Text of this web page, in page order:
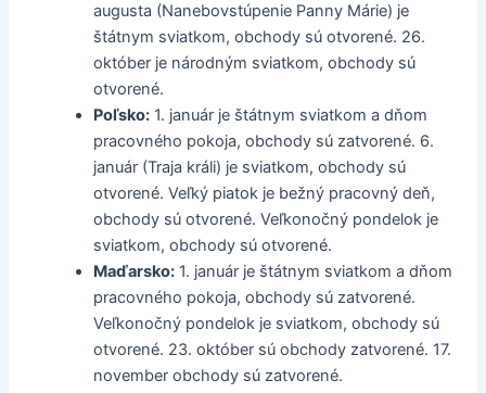
augusta (Nanebovstúpenie Panny Márie) je
štátnym sviatkom, obchody sú otvorené. 26.
október je národným sviatkom, obchody sú
otvorené.
Poľsko: 1. január je štátnym sviatkom a dňom
pracovného pokoja, obchody sú zatvorené. 6.
január (Traja králi) je sviatkom, obchody sú
otvorené. Veľký piatok je bežný pracovný deň,
obchody sú otvorené. Veľkonočný pondelok je
sviatkom, obchody sú otvorené.
Maďarsko: 1. január je štátnym sviatkom a dňom
pracovného pokoja, obchody sú zatvorené.
Veľkonočný pondelok je sviatkom, obchody sú
otvorené. 23. október sú obchody zatvorené. 17.
november obchody sú zatvorené.